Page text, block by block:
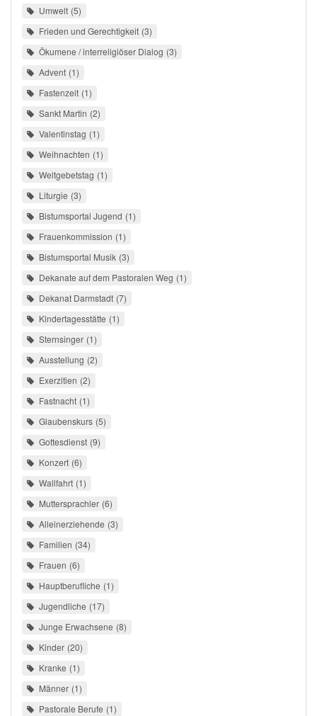
Umwelt 5
Frieden und Gerechtigkeit 3
Ökumene / interreligiöser Dialog 3
Advent 1
Fastenzeit 1
Sankt Martin 2
Valentinstag 1
Weihnachten 1
Weltgebetstag 1
Liturgie 3
Bistumsportal Jugend 1
Frauenkommission 1
Bistumsportal Musik 3
Dekanate auf dem Pastoralen Weg 1
Dekanat Darmstadt 7
Kindertagesstätte 1
Sternsinger 1
Ausstellung 2
Exerzitien 2
Fastnacht 1
Glaubenskurs 5
Gottesdienst 9
Konzert 6
Wallfahrt 1
Muttersprachler 6
Alleinerziehende 3
Familien 34
Frauen 6
Hauptberufliche 1
Jugendliche 17
Junge Erwachsene 8
Kinder 20
Kranke 1
Männer 1
Pastorale Berufe 1